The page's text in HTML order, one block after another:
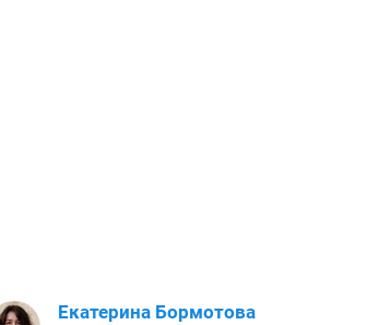
Екатерина Бормотова